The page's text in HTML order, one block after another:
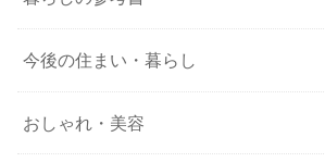
今後の住まい・暮らし
おしゃれ・美容